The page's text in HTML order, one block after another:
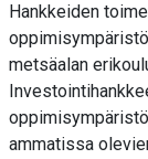
Hankkeiden
metsäalan
ammatissa